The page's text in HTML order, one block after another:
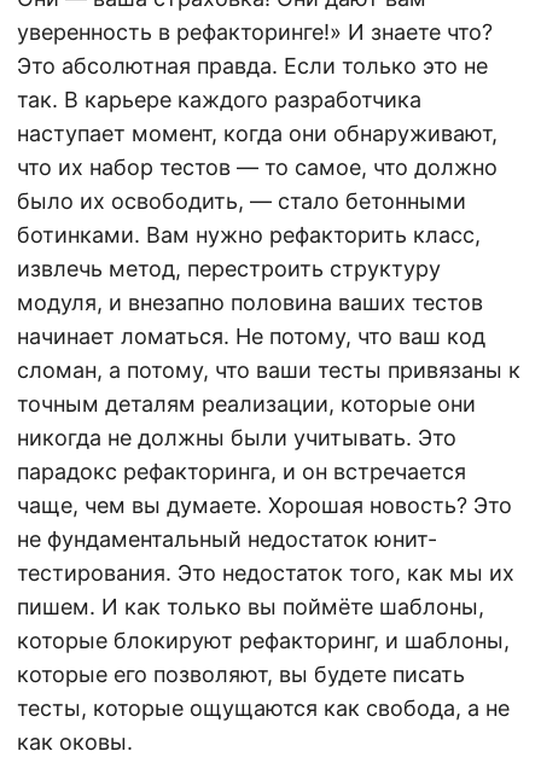
уверенность в рефакторинге!» И знаете что?
Это абсолютная правда. Если только это не
так. В карьере каждого разработчика
наступает момент, когда они обнаруживают,
что их набор тестов — то самое, что должно
было их освободить, — стало бетонными
ботинками. Вам нужно рефакторить класс,
извлечь метод, перестроить структуру
модуля, и внезапно половина ваших тестов
начинает ломаться. Не потому, что ваш код
сломан, а потому, что ваши тесты привязаны к
точным деталям реализации, которые они
никогда не должны были учитывать. Это
парадокс рефакторинга, и он встречается
чаще, чем вы думаете. Хорошая новость? Это
не фундаментальный недостаток юнит-
тестирования. Это недостаток того, как мы их
пишем. И как только вы поймёте шаблоны,
которые блокируют рефакторинг, и шаблоны,
которые его позволяют, вы будете писать
тесты, которые ощущаются как свобода, а не
как оковы.